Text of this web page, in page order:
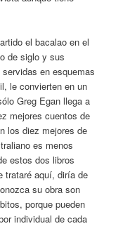
el bacalao en el
de siglo y sus
en esquemas
le convierten en un
Greg Egan llega a
mejores cuentos de
los diez mejores de
es menos
estos dos libros
trataré aquí, diría de
su obra son
porque pueden
individual de cada